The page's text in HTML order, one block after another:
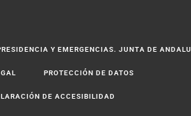
Y EMERGENCIAS. JUNTA DE
PROTECCIÓN DE DATOS
DE ACCESIBILIDAD